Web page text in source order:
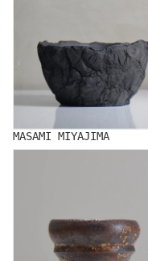
MASAMI MIYAJIMA